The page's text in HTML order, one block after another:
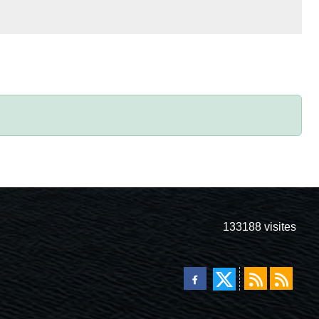
133188 visites